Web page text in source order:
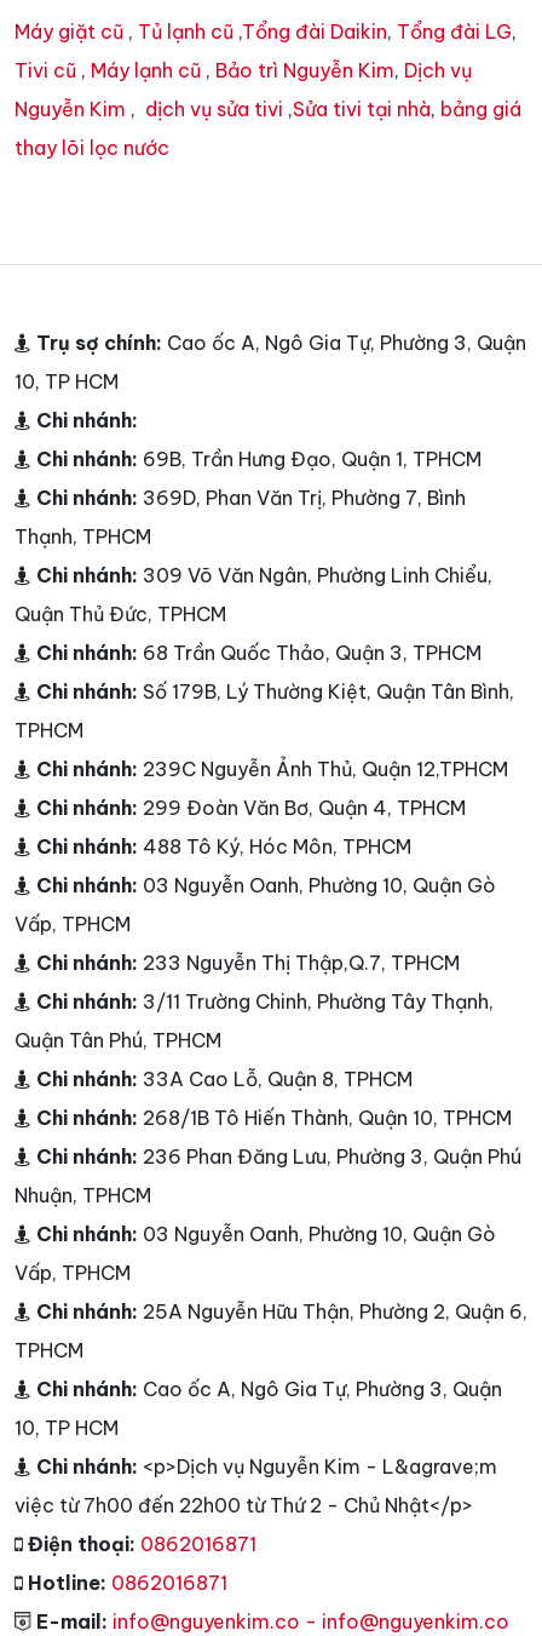
Máy giặt cũ , Tủ lạnh cũ ,Tổng đài Daikin, Tổng đài LG,
Tivi cũ , Máy lạnh cũ , Bảo trì Nguyễn Kim, Dịch vụ
Nguyễn Kim , dịch vụ sửa tivi ,Sửa tivi tại nhà, bảng giá
thay lõi lọc nước
Trụ sợ chính: Cao ốc A, Ngô Gia Tự, Phường 3, Quận
10, TP HCM
Chi nhánh:
Chi nhánh: 69B, Trần Hưng Đạo, Quận 1, TPHCM
Chi nhánh: 369D, Phan Văn Trị, Phường 7, Bình
Thạnh, TPHCM
Chi nhánh: 309 Võ Văn Ngân, Phường Linh Chiểu,
Quận Thủ Đức, TPHCM
Chi nhánh: 68 Trần Quốc Thảo, Quận 3, TPHCM
Chi nhánh: Số 179B, Lý Thường Kiệt, Quận Tân Bình,
TPHCM
Chi nhánh: 239C Nguyễn Ảnh Thủ, Quận 12,TPHCM
Chi nhánh: 299 Đoàn Văn Bơ, Quận 4, TPHCM
Chi nhánh: 488 Tô Ký, Hóc Môn, TPHCM
Chi nhánh: 03 Nguyễn Oanh, Phường 10, Quận Gò
Vấp, TPHCM
Chi nhánh: 233 Nguyễn Thị Thập,Q.7, TPHCM
Chi nhánh: 3/11 Trường Chinh, Phường Tây Thạnh,
Quận Tân Phú, TPHCM
Chi nhánh: 33A Cao Lỗ, Quận 8, TPHCM
Chi nhánh: 268/1B Tô Hiến Thành, Quận 10, TPHCM
Chi nhánh: 236 Phan Đăng Lưu, Phường 3, Quận Phú
Nhuận, TPHCM
Chi nhánh: 03 Nguyễn Oanh, Phường 10, Quận Gò
Vấp, TPHCM
Chi nhánh: 25A Nguyễn Hữu Thận, Phường 2, Quận 6,
TPHCM
Chi nhánh: Cao ốc A, Ngô Gia Tự, Phường 3, Quận
10, TP HCM
Chi nhánh: <p>Dịch vụ Nguyễn Kim - L&agrave;m
việc từ 7h00 đến 22h00 từ Thứ 2 - Chủ Nhật</p>
Điện thoại: 0862016871
Hotline: 0862016871
E-mail: info@nguyenkim.co - info@nguyenkim.co